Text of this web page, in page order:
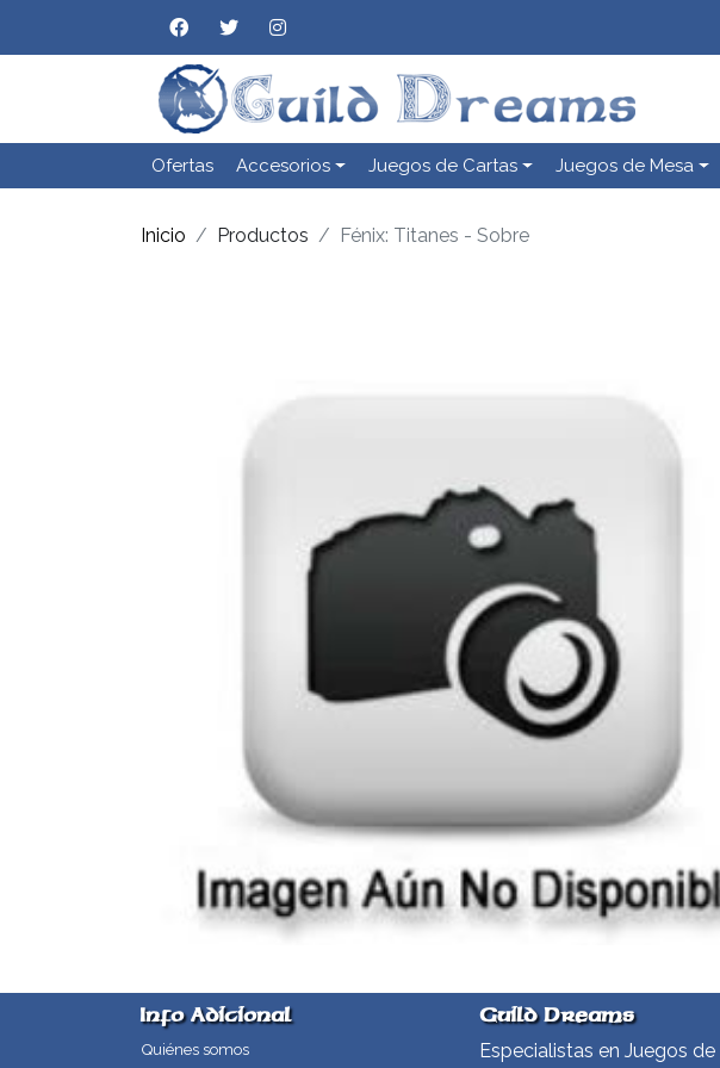
Ofertas Accesorios Juegos de Cartas Juegos de Mesa
Inicio Productos Fénix: Titanes - Sobre
Info Adicional
Quiénes somos
Guild Dreams
Especialistas en Juegos